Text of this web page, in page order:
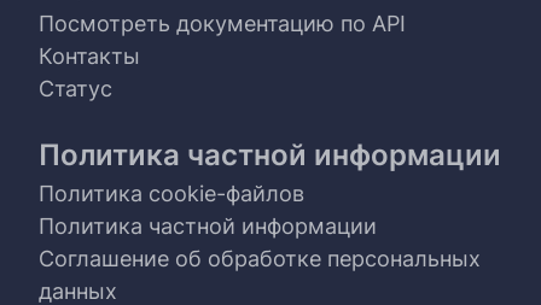
Посмотреть документацию по API
Контакты
Статус
Политика частной информации
Политика cookie-файлов
Политика частной информации
Соглашение об обработке персональных
данных